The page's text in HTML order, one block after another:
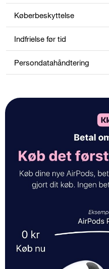
Køberbeskyttelse
Indfrielse før tid
Persondatahåndtering